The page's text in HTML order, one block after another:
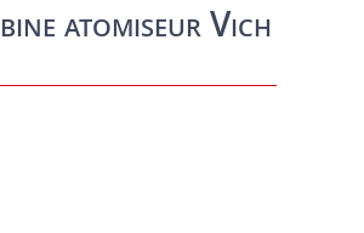
atomiseur Vich